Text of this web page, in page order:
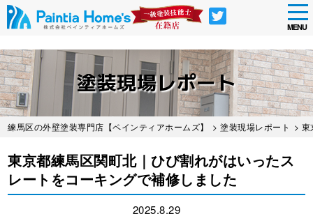
Skip
to
main
content
MENU
塗装現場レポート
練馬区の外壁塗装専門店【ペインティアホームズ】 >塗装現場レポート >
東京都練馬区関町北｜ひび割れがはいったス
レートをコーキングで補修しました
2025.8.29